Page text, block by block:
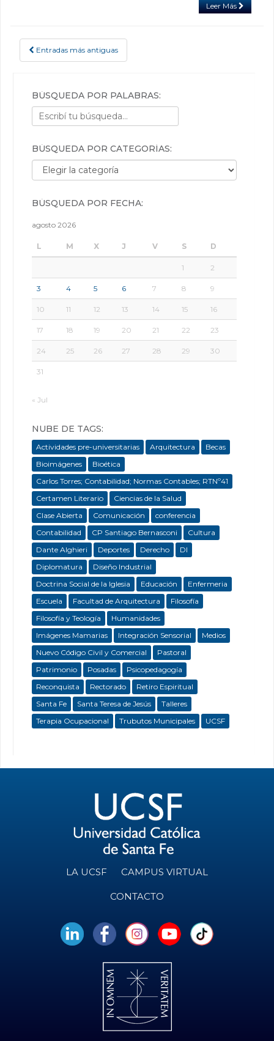
Leer Más
POSTS NAVIGATION
Entradas más antiguas
BÚSQUEDA POR PALABRAS:
BÚSQUEDA POR CATEGORÍAS:
Búsqueda por categorías:
BÚSQUEDA POR FECHA:
agosto 2026
L M X J V S D
1 2
3 4 5 6 7 8 9
10 11 12 13 14 15 16
17 18 19 20 21 22 23
24 25 26 27 28 29 30
31
« Jul
NUBE DE TAGS:
Actividades pre-universitarias Arquitectura
Becas
Bioimágenes
Bioética
Carlos Torres; Contabilidad; Normas Contables; RTNº41
Certamen Literario
Ciencias de la Salud
Clase Abierta
Comunicación
conferencia
Contabilidad
CP Santiago Bernasconi
Cultura
Dante Alghieri
Deportes Derecho
DI
Diplomatura
Diseño Industrial
Doctrina Social de la Iglesia
Educación
Enfermeria
Escuela
Facultad de Arquitectura
Filosofía
Filosofía y Teología
Humanidades
Imágenes Mamarias
Integración Sensorial
Medios
Nuevo Código Civil y Comercial
Pastoral
Patrimonio
Posadas
Psicopedagogía
Reconquista
Rectorado
Retiro Espiritual
Santa Fe
Santa Teresa de Jesús
Talleres
Terapia Ocupacional
Trubutos Municipales UCSF
LA UCSF CAMPUS VIRTUAL
CONTACTO